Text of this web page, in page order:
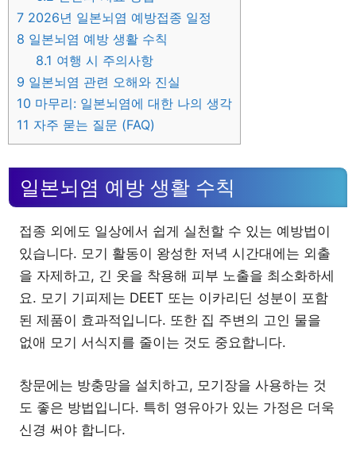
7 2026년 일본뇌염 예방접종 일정
8 일본뇌염 예방 생활 수칙
8.1 여행 시 주의사항
9 일본뇌염 관련 오해와 진실
10 마무리: 일본뇌염에 대한 나의 생각
11 자주 묻는 질문 (FAQ)
일본뇌염 예방 생활 수칙
접종 외에도 일상에서 쉽게 실천할 수 있는 예방법이
있습니다. 모기 활동이 왕성한 저녁 시간대에는 외출
을 자제하고, 긴 옷을 착용해 피부 노출을 최소화하세
요. 모기 기피제는 DEET 또는 이카리딘 성분이 포함
된 제품이 효과적입니다. 또한 집 주변의 고인 물을
없애 모기 서식지를 줄이는 것도 중요합니다.
창문에는 방충망을 설치하고, 모기장을 사용하는 것
도 좋은 방법입니다. 특히 영유아가 있는 가정은 더욱
신경 써야 합니다.